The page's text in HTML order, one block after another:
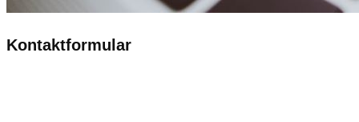
Kontaktformular